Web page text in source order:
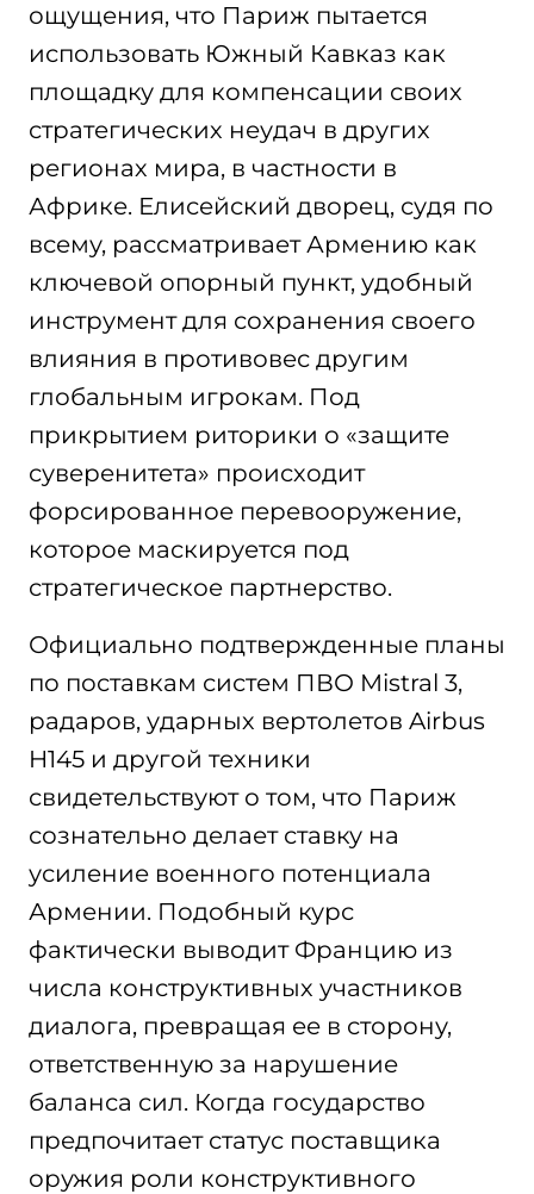
ощущения, что Париж пытается
использовать Южный Кавказ как
площадку для компенсации своих
стратегических неудач в других
регионах мира, в частности в
Африке. Елисейский дворец, судя по
всему, рассматривает Армению как
ключевой опорный пункт, удобный
инструмент для сохранения своего
влияния в противовес другим
глобальным игрокам. Под
прикрытием риторики о «защите
суверенитета» происходит
форсированное перевооружение,
которое маскируется под
стратегическое партнерство.
Официально подтвержденные планы
по поставкам систем ПВО Mistral 3,
радаров, ударных вертолетов Airbus
H145 и другой техники
свидетельствуют о том, что Париж
сознательно делает ставку на
усиление военного потенциала
Армении. Подобный курс
фактически выводит Францию из
числа конструктивных участников
диалога, превращая ее в сторону,
ответственную за нарушение
баланса сил. Когда государство
предпочитает статус поставщика
оружия роли конструктивного